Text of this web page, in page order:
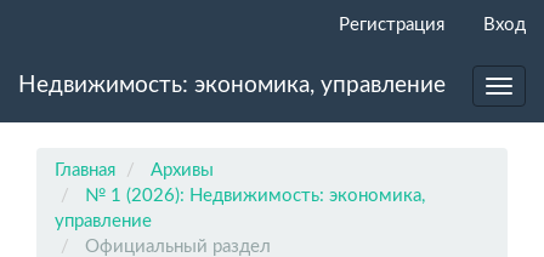
Основное
панель
Регистрация Вход
Недвижимость: экономика, управление
Главная
Архивы
№ 1 (2026): Недвижимость: экономика,
управление
Официальный раздел